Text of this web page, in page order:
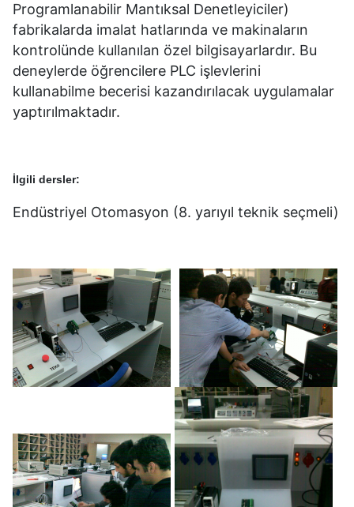
Programlanabilir Mantıksal Denetleyiciler)
fabrikalarda imalat hatlarında ve makinaların
kontrolünde kullanılan özel bilgisayarlardır. Bu
deneylerde öğrencilere PLC işlevlerini
kullanabilme becerisi kazandırılacak uygulamalar
yaptırılmaktadır.
İlgili dersler:
Endüstriyel Otomasyon (8. yarıyıl teknik seçmeli)